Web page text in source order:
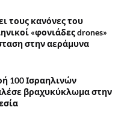
τους κανόνες του
«φονιάδες drones»
στην αεράμυνα
100 Ισραηλινών
βραχυκύκλωμα στην